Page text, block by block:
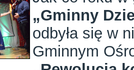
„Gminny
odbyła się w
Gminnym